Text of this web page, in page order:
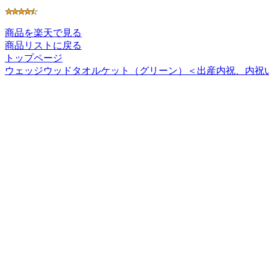
商品を楽天で見る
商品リストに戻る
トップページ
ウェッジウッドタオルケット（グリーン）＜出産内祝、内祝